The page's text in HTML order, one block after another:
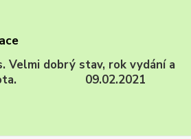
Velmi dobrý stav, rok vydání a
2 fota. 09.02.2021